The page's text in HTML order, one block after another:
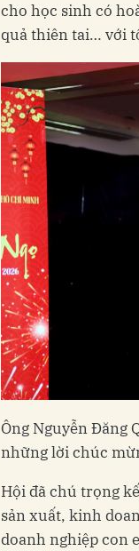
cho học sinh có
quả thiên tai… với
Ông Nguyễn Đăng
những lời chúc
Hội đã chú trọng
sản xuất, kinh
doanh nghiệp con